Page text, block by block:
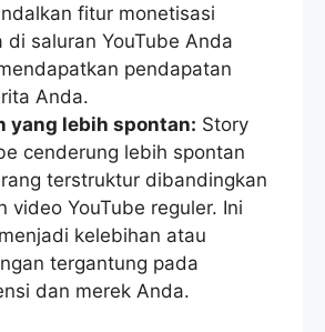
fitur monetisasi
di saluran YouTube Anda
pendapatan
Anda.
yang lebih spontan: Story
cenderung lebih spontan
terstruktur dibandingkan
video YouTube reguler. Ini
kelebihan atau
tergantung pada
dan merek Anda.